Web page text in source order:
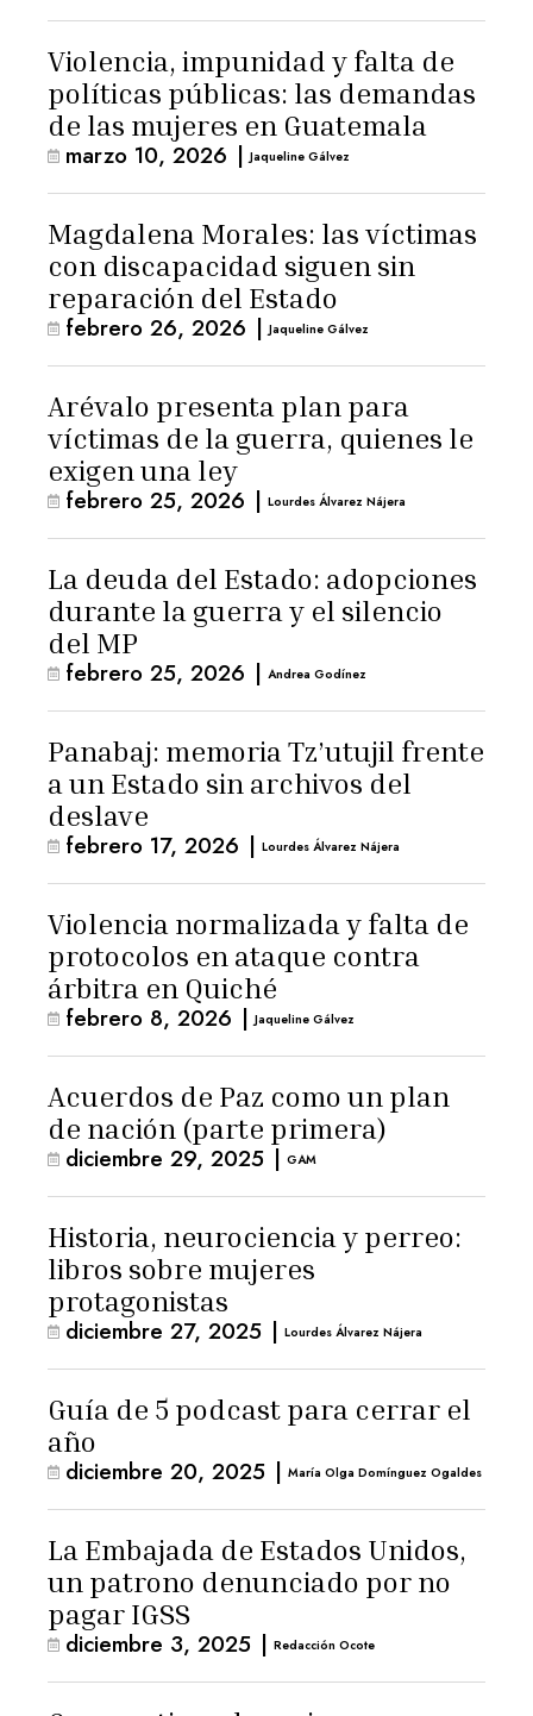
Violencia, impunidad y falta de
políticas públicas: las demandas
de las mujeres en Guatemala
marzo 10, 2026 | Jaqueline Gálvez
Magdalena Morales: las víctimas
con discapacidad siguen sin
reparación del Estado
febrero 26, 2026 | Jaqueline Gálvez
Arévalo presenta plan para
víctimas de la guerra, quienes le
exigen una ley
febrero 25, 2026 | Lourdes Álvarez Nájera
La deuda del Estado: adopciones
durante la guerra y el silencio
del MP
febrero 25, 2026 | Andrea Godínez
Panabaj: memoria Tz’utujil frente
a un Estado sin archivos del
deslave
febrero 17, 2026 | Lourdes Álvarez Nájera
Violencia normalizada y falta de
protocolos en ataque contra
árbitra en Quiché
febrero 8, 2026 | Jaqueline Gálvez
Acuerdos de Paz como un plan
de nación (parte primera)
diciembre 29, 2025 | GAM
Historia, neurociencia y perreo:
libros sobre mujeres
protagonistas
diciembre 27, 2025 | Lourdes Álvarez Nájera
Guía de 5 podcast para cerrar el
año
diciembre 20, 2025 | María Olga Domínguez Ogaldes
La Embajada de Estados Unidos,
un patrono denunciado por no
pagar IGSS
diciembre 3, 2025 | Redacción Ocote